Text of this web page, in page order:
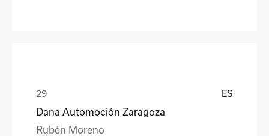
ES
Dana Automoción Zaragoza
Rubén Moreno